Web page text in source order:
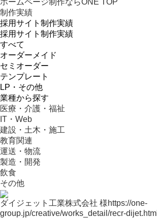
ホームページ制作ならONE TOP
制作実績
採用サイト制作実績
採用サイト制作実績
すべて
オーダーメイド
セミオーダー
テンプレート
LP・その他
業種から探す
医療・介護・福祉
IT・Web
建設・土木・施工
教育関連
運送・物流
製造・開発
飲食
その他
ダイジェット工業株式会社 様https://one-
group.jp/creative/works_detail/recr-dijet.html